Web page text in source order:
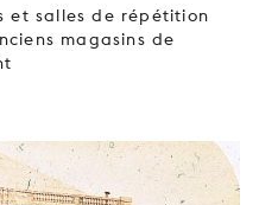
et salles de répétition
magasins de